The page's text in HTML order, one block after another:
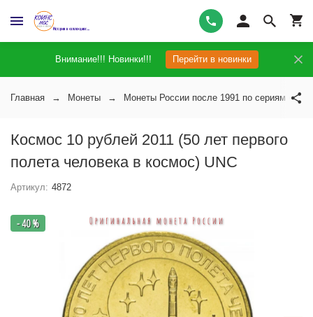
Внимание!!! Новинки!!! Перейти в новинки
Главная Монеты Монеты России после 1991 по сериям
Космос 10 рублей 2011 (50 лет первого
полета человека в космос) UNC
Артикул: 4872
- 40 %